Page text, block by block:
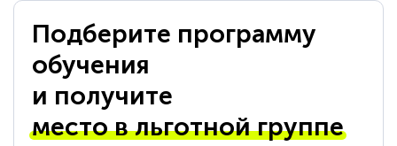
Подберите программу
обучения
и получите
место в льготной группе